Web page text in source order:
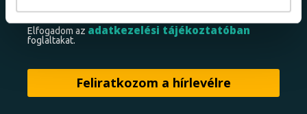
Elfogadom az adatkezelési tájékoztatóban
foglaltakat.